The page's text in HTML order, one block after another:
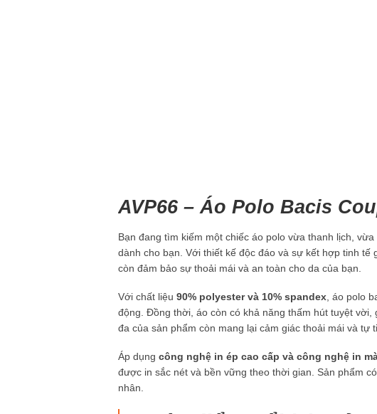
AVP66 – Áo Polo Bacis
Bạn đang tìm kiếm một chiếc áo polo vừa thanh lịch,
dành cho bạn. Với thiết kế độc đáo và sự kết hợp tinh
còn đảm bảo sự thoải mái và an toàn cho da của bạn.
Với chất liệu90% polyester và 10% spandex, áo polo
động. Đồng thời, áo còn có khả năng thấm hút tuyệt
đa của sản phẩm còn mang lại cảm giác thoải mái và tự
Áp dụngcông nghệ in ép cao cấp và công nghệ in
được in sắc nét và bền vững theo thời gian. Sản phẩm
nhân.